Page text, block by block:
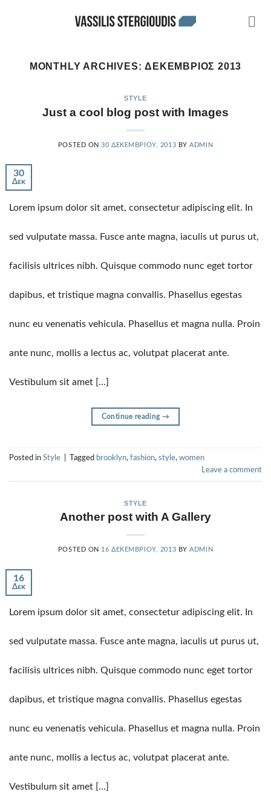
MONTHLY ARCHIVES:ΔΕΚΈΜΒΡΙΟΣ 2013
STYLE
Just a cool blog post with Images
POSTED ON30 ΔΕΚΕΜΒΡΊΟΥ, 2013 BYADMIN
30
Δεκ
Lorem ipsum dolor sit amet, consectetur adipiscing elit. In
sed vulputate massa. Fusce ante magna, iaculis ut purus ut,
facilisis ultrices nibh. Quisque commodo nunc eget tortor
dapibus, et tristique magna convallis. Phasellus egestas
nunc eu venenatis vehicula. Phasellus et magna nulla. Proin
ante nunc, mollis a lectus ac, volutpat placerat ante.
Vestibulum sit amet […]
Continue reading →
Posted in Style Tagged brooklyn, fashion, style, women
Leave a comment
STYLE
Another post with A Gallery
POSTED ON 16 ΔΕΚΕΜΒΡΊΟΥ, 2013 BYADMIN
16
Δεκ
Lorem ipsum dolor sit amet, consectetur adipiscing elit. In
sed vulputate massa. Fusce ante magna, iaculis ut purus ut,
facilisis ultrices nibh. Quisque commodo nunc eget tortor
dapibus, et tristique magna convallis. Phasellus egestas
nunc eu venenatis vehicula. Phasellus et magna nulla. Proin
ante nunc, mollis a lectus ac, volutpat placerat ante.
Vestibulum sit amet […]